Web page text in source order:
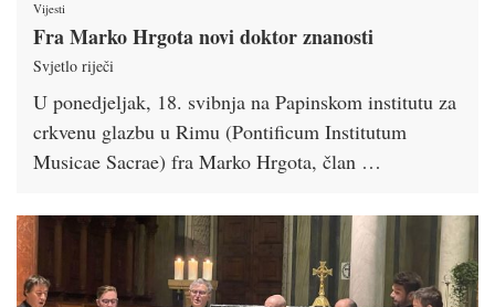
Vijesti
Fra Marko Hrgota novi doktor znanosti
Svjetlo riječi
U ponedjeljak, 18. svibnja na Papinskom institutu za
crkvenu glazbu u Rimu (Pontificum Institutum
Musicae Sacrae) fra Marko Hrgota, član …